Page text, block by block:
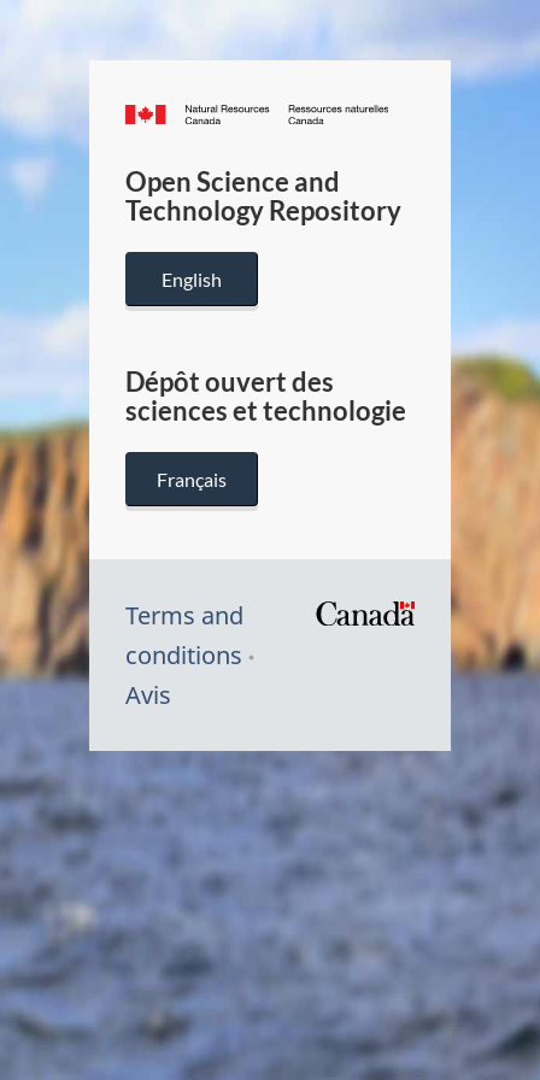
Canada.ca
/
Canada
Open Science and
Technology Repository
English
Dépôt ouvert des
sciences et technologie
Français
Terms and
conditions
Avis
Symbole
Canada